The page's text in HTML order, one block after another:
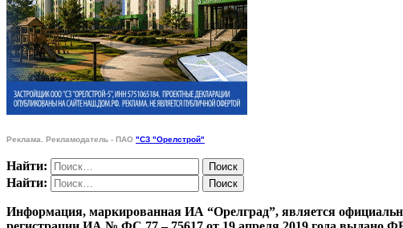
Реклама. Рекламодатель - ПАО "СЗ "Орелстрой"
Найти:
Найти:
Информация, маркированная ИА “Орелград”, является